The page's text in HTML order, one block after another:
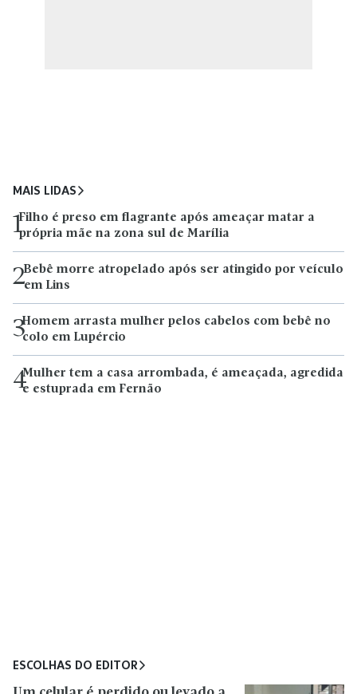
MAIS LIDAS
1Filho é preso em flagrante após ameaçar matar a
própria mãe na zona sul de Marília
2Bebê morre atropelado após ser atingido por veículo
em Lins
3Homem arrasta mulher pelos cabelos com bebê no
colo em Lupércio
4Mulher tem a casa arrombada, é ameaçada, agredida
e estuprada em Fernão
ESCOLHAS DO EDITOR